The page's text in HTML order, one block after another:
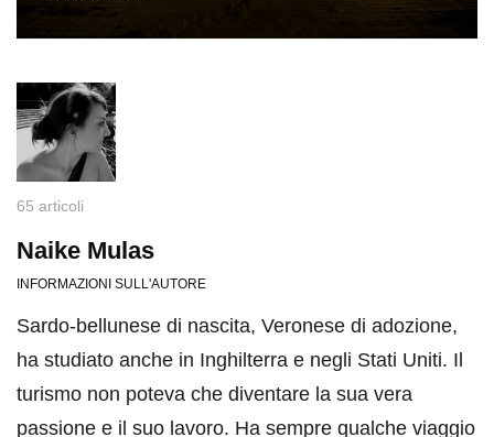
65 articoli
Naike Mulas
INFORMAZIONI SULL'AUTORE
Sardo-bellunese di nascita, Veronese di adozione,
ha studiato anche in Inghilterra e negli Stati Uniti. Il
turismo non poteva che diventare la sua vera
passione e il suo lavoro. Ha sempre qualche viaggio